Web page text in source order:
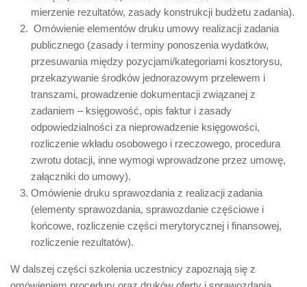
mierzenie rezultatów, zasady konstrukcji budżetu zadania).
Omówienie elementów druku umowy realizacji zadania
publicznego (zasady i terminy ponoszenia wydatków,
przesuwania między pozycjami/kategoriami kosztorysu,
przekazywanie środków jednorazowym przelewem i
transzami, prowadzenie dokumentacji związanej z
zadaniem – księgowość, opis faktur i zasady
odpowiedzialności za nieprowadzenie księgowości,
rozliczenie wkładu osobowego i rzeczowego, procedura
zwrotu dotacji, inne wymogi wprowadzone przez umowę,
załączniki do umowy).
Omówienie druku sprawozdania z realizacji zadania
(elementy sprawozdania, sprawozdanie częściowe i
końcowe, rozliczenie części merytorycznej i finansowej,
rozliczenie rezultatów).
W dalszej części szkolenia uczestnicy zapoznają się z